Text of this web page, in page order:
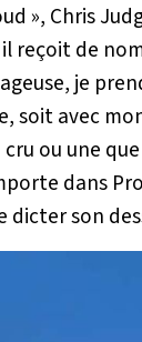
», Chris
reçoit de
je
avec
ou une
dans
dicter son